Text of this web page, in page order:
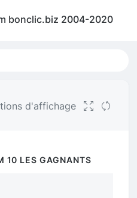
bonclic.biz 2004-2020
d'affichage
10 LES GAGNANTS